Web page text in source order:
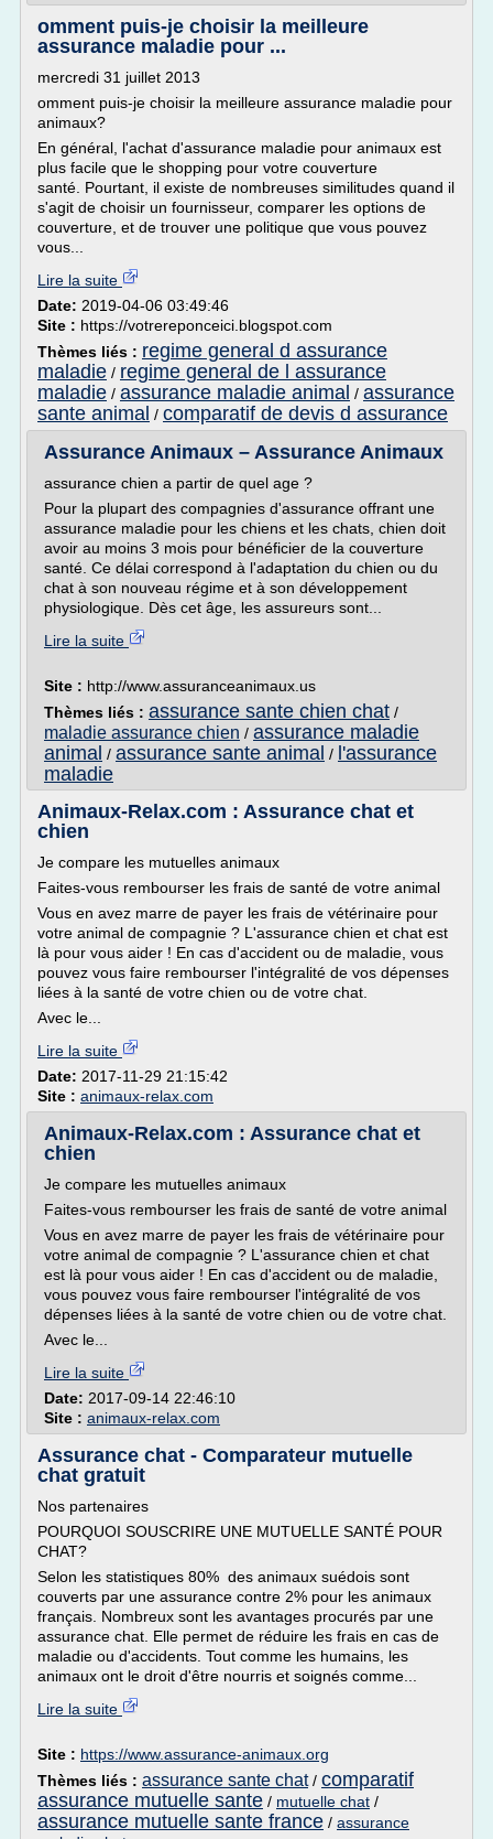
omment puis-je choisir la meilleure
assurance maladie pour ...
mercredi 31 juillet 2013
omment puis-je choisir la meilleure assurance maladie pour
animaux?
En général, l'achat d'assurance maladie pour animaux est
plus facile que le shopping pour votre couverture
santé. Pourtant, il existe de nombreuses similitudes quand il
s'agit de choisir un fournisseur, comparer les options de
couverture, et de trouver une politique que vous pouvez
vous...
Lire la suite
Date: 2019-04-06 03:49:46
Site : https://votrereponceici.blogspot.com
Thèmes liés : regime general d assurance
maladie / regime general de l assurance
maladie / assurance maladie animal / assurance
sante animal / comparatif de devis d assurance
Assurance Animaux – Assurance Animaux
assurance chien a partir de quel age ?
Pour la plupart des compagnies d'assurance offrant une
assurance maladie pour les chiens et les chats, chien doit
avoir au moins 3 mois pour bénéficier de la couverture
santé. Ce délai correspond à l'adaptation du chien ou du
chat à son nouveau régime et à son développement
physiologique. Dès cet âge, les assureurs sont...
Lire la suite
Site : http://www.assuranceanimaux.us
Thèmes liés : assurance sante chien chat /
maladie assurance chien / assurance maladie
animal / assurance sante animal / l'assurance
maladie
Animaux-Relax.com : Assurance chat et
chien
Je compare les mutuelles animaux
Faites-vous rembourser les frais de santé de votre animal
Vous en avez marre de payer les frais de vétérinaire pour
votre animal de compagnie ? L'assurance chien et chat est
là pour vous aider ! En cas d'accident ou de maladie, vous
pouvez vous faire rembourser l'intégralité de vos dépenses
liées à la santé de votre chien ou de votre chat.
Avec le...
Lire la suite
Date: 2017-11-29 21:15:42
Site : animaux-relax.com
Animaux-Relax.com : Assurance chat et
chien
Je compare les mutuelles animaux
Faites-vous rembourser les frais de santé de votre animal
Vous en avez marre de payer les frais de vétérinaire pour
votre animal de compagnie ? L'assurance chien et chat
est là pour vous aider ! En cas d'accident ou de maladie,
vous pouvez vous faire rembourser l'intégralité de vos
dépenses liées à la santé de votre chien ou de votre chat.
Avec le...
Lire la suite
Date: 2017-09-14 22:46:10
Site : animaux-relax.com
Assurance chat - Comparateur mutuelle
chat gratuit
Nos partenaires
POURQUOI SOUSCRIRE UNE MUTUELLE SANTÉ POUR
CHAT?
Selon les statistiques 80% des animaux suédois sont
couverts par une assurance contre 2% pour les animaux
français. Nombreux sont les avantages procurés par une
assurance chat. Elle permet de réduire les frais en cas de
maladie ou d'accidents. Tout comme les humains, les
animaux ont le droit d'être nourris et soignés comme...
Lire la suite
Site : https://www.assurance-animaux.org
Thèmes liés : assurance sante chat/ comparatif
assurance mutuelle sante / mutuelle chat /
assurance mutuelle sante france / assurance